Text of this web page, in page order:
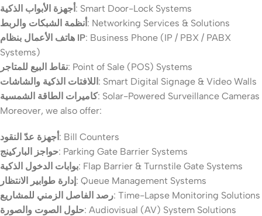
أجهزة الأبواب الذكية: Smart Door-Lock Systems
أنظمة الشبكات والربط: Networking Services & Solutions
هاتف الأعمال بنظام IP: Business Phone (IP / PBX / PABX
Systems)
نقاط البيع للمتاجر: Point of Sale (POS) Systems
اللافتات الذكية والشاشات: Smart Digital Signage & Video Walls
كاميرات الطاقة الشمسية: Solar-Powered Surveillance Cameras
Moreover, we also offer:
أجهزة عدّ النقود: Bill Counters
حواجز الباركينج: Parking Gate Barrier Systems
بوابات الدخول الذكية: Flap Barrier & Turnstile Gate Systems
إدارة طوابير الانتظار: Queue Management Systems
رصد الفاصل الزمني للمشاريع: Time-Lapse Monitoring Solutions
حلول الصوت والصورة: Audiovisual (AV) System Solutions